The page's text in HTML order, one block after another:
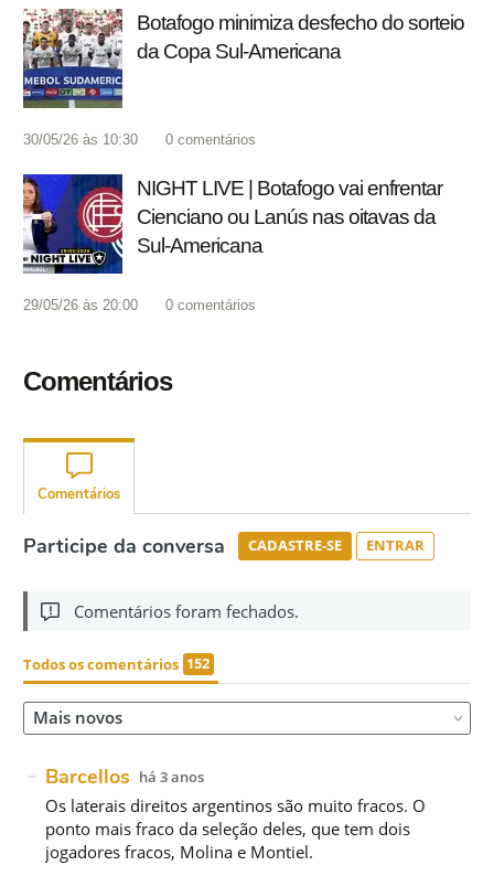
Botafogo minimiza desfecho do sorteio
da Copa Sul-Americana
30/05/26 às 10:30 0 comentários
NIGHT LIVE | Botafogo vai enfrentar
Cienciano ou Lanús nas oitavas da
Sul-Americana
29/05/26 às 20:00 0 comentários
Comentários